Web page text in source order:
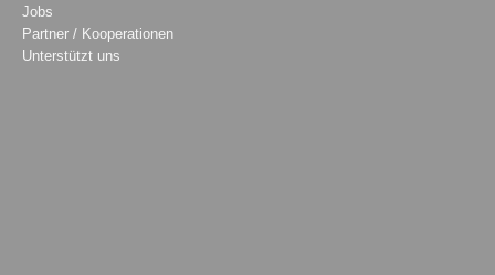
Jobs
Partner / Kooperationen
Unterstützt uns